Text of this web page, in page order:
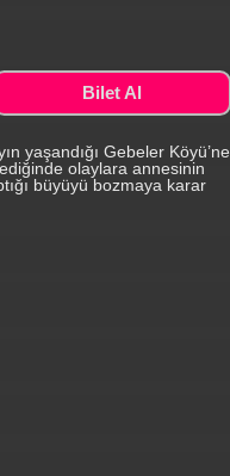
Bilet Al
yaşandığı Gebeler Köyü’ne
olaylara annesinin
büyüyü bozmaya karar